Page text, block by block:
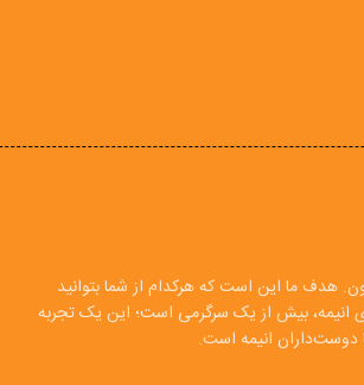
هدف ما این است که هرکدام از شما بتوانید
انیمه، بیش از یک سرگرمی است؛ این یک تجربه
دوست‌داران انیمه است.